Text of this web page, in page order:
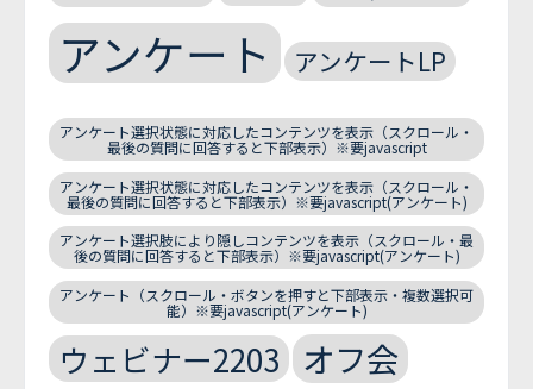
アンケート アンケートLP
アンケート選択状態に対応したコンテンツを表示（スクロール・
最後の質問に回答すると下部表示）※要javascript
アンケート選択状態に対応したコンテンツを表示（スクロール・
最後の質問に回答すると下部表示）※要javascript(アンケート)
アンケート選択肢により隠しコンテンツを表示（スクロール・最
後の質問に回答すると下部表示）※要javascript(アンケート)
アンケート（スクロール・ボタンを押すと下部表示・複数選択可
能）※要javascript(アンケート)
ウェビナー2203 オフ会